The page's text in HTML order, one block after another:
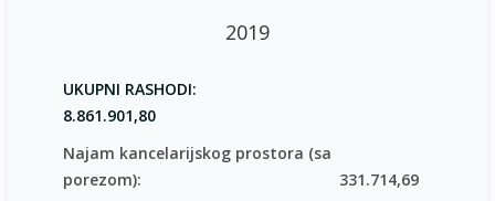
2019
UKUPNI RASHODI:
8.861.901,80
Najam kancelarijskog prostora (sa
porezom):
331.714,69